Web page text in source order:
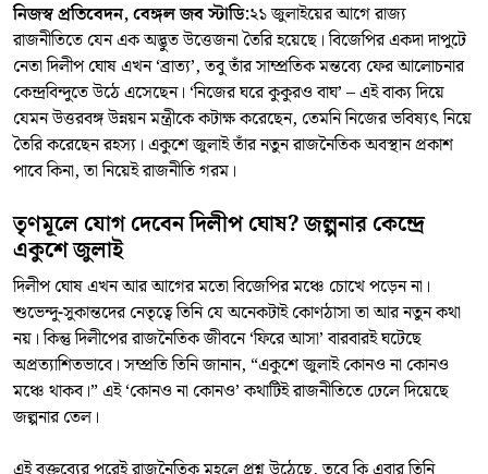
নিজস্ব প্রতিবেদন, বেঙ্গল জব স্টাডি:২১ জুলাইয়ের আগে রাজ্য
রাজনীতিতে যেন এক অদ্ভুত উত্তেজনা তৈরি হয়েছে। বিজেপির একদা দাপুটে
নেতা দিলীপ ঘোষ এখন ‘ব্রাত্য’, তবু তাঁর সাম্প্রতিক মন্তব্যে ফের আলোচনার
কেন্দ্রবিন্দুতে উঠে এসেছেন। ‘নিজের ঘরে কুকুরও বাঘ’ – এই বাক্য দিয়ে
যেমন উত্তরবঙ্গ উন্নয়ন মন্ত্রীকে কটাক্ষ করেছেন, তেমনি নিজের ভবিষ্যৎ নিয়ে
তৈরি করেছেন রহস্য। একুশে জুলাই তাঁর নতুন রাজনৈতিক অবস্থান প্রকাশ
পাবে কিনা, তা নিয়েই রাজনীতি গরম।
তৃণমূলে যোগ দেবেন দিলীপ ঘোষ? জল্পনার কেন্দ্রে
একুশে জুলাই
দিলীপ ঘোষ এখন আর আগের মতো বিজেপির মঞ্চে চোখে পড়েন না।
শুভেন্দু-সুকান্তদের নেতৃত্বে তিনি যে অনেকটাই কোণঠাসা তা আর নতুন কথা
নয়। কিন্তু দিলীপের রাজনৈতিক জীবনে ‘ফিরে আসা’ বারবারই ঘটেছে
অপ্রত্যাশিতভাবে। সম্প্রতি তিনি জানান, “একুশে জুলাই কোনও না কোনও
মঞ্চে থাকব।” এই ‘কোনও না কোনও’ কথাটিই রাজনীতিতে ঢেলে দিয়েছে
জল্পনার তেল।